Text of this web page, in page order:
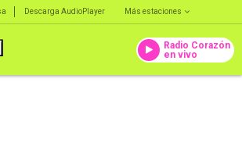
Descarga AudioPlayer Más estaciones
Radio Corazón
en vivo